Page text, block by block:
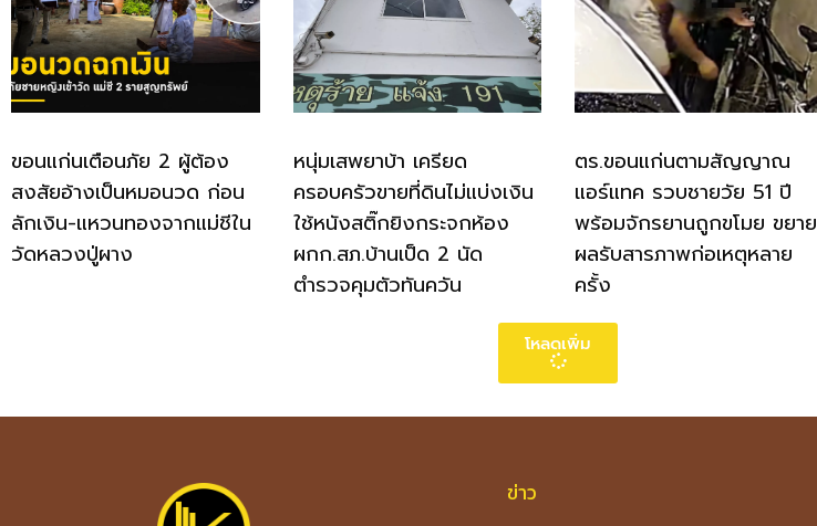
ขอนแก่นเตือนภัย 2 ผู้ต้อง
สงสัยอ้างเป็นหมอนวด ก่อน
ลักเงิน-แหวนทองจากแม่ชีใน
วัดหลวงปู่ผาง
หนุ่มเสพยาบ้า เครียด
ครอบครัวขายที่ดินไม่แบ่งเงิน
ใช้หนังสติ๊กยิงกระจกห้อง
ผกก.สภ.บ้านเป็ด 2 นัด
ตำรวจคุมตัวทันควัน
ตร.ขอนแก่นตามสัญญาณ
แอร์แทค รวบชายวัย 51 ปี
พร้อมจักรยานถูกขโมย ขยาย
ผลรับสารภาพก่อเหตุหลาย
ครั้ง
โหลดเพิ่ม
ข่าว